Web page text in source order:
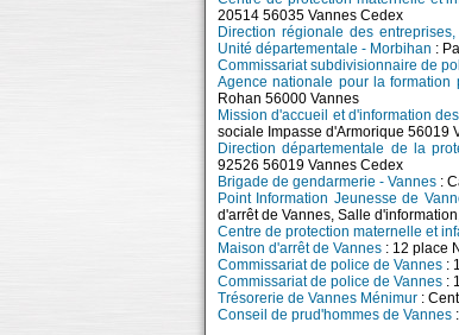
20514 56035 Vannes Cedex
Direction régionale des
Unité départementale - Morbihan :
Commissariat subdivisionnaire de
Agence nationale pour la formation
Rohan 56000 Vannes
Mission d'accueil et d'information
sociale Impasse d'Armorique 56019
Direction départementale de la
92526 56019 Vannes Cedex
Brigade de gendarmerie - Vannes :
Point Information Jeunesse de
d'arrêt de Vannes, Salle
Centre de protection maternelle et
Maison d'arrêt de Vannes : 12 place
Commissariat de police de Vannes :
Commissariat de police de Vannes :
Trésorerie de Vannes Ménimur :
Conseil de prud'hommes de Vannes